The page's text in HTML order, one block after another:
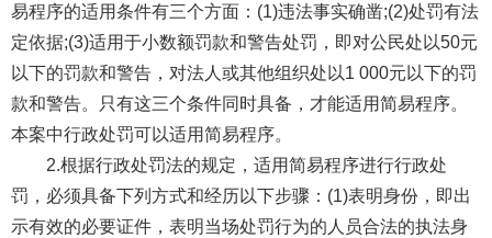
易程序的适用条件有三个方面：(1)违法事实确凿;(2)处罚有法
定依据;(3)适用于小数额罚款和警告处罚，即对公民处以50元
以下的罚款和警告，对法人或其他组织处以1 000元以下的罚
款和警告。只有这三个条件同时具备，才能适用简易程序。
本案中行政处罚可以适用简易程序。
2.根据行政处罚法的规定，适用简易程序进行行政处
罚，必须具备下列方式和经历以下步骤：(1)表明身份，即出
示有效的必要证件，表明当场处罚行为的人员合法的执法身